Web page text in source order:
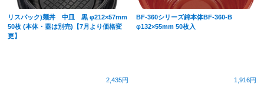
リスパック)麺丼 中皿 黒 φ212×57mm
50枚 (本体・蓋は別売)【7月より価格変
更】
2,435円
BF-360シリーズ錦本体BF-360-B
φ132×55mm 50枚入
1,916円